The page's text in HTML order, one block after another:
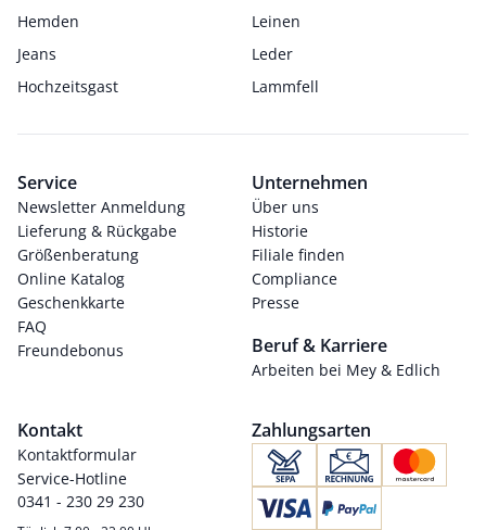
Hemden
Leinen
Jeans
Leder
Hochzeitsgast
Lammfell
Service
Newsletter Anmeldung
Lieferung & Rückgabe
Größenberatung
Online Katalog
Geschenkkarte
FAQ
Freundebonus
Unternehmen
Über uns
Historie
Filiale finden
Compliance
Presse
Beruf & Karriere
Arbeiten bei Mey & Edlich
Kontakt
Kontaktformular
Service-Hotline
0341 - 230 29 230
Zahlungsarten